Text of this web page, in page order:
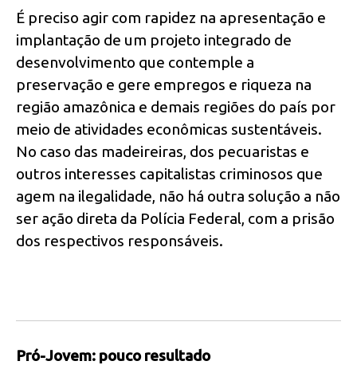
É preciso agir com rapidez na apresentação e
implantação de um projeto integrado de
desenvolvimento que contemple a
preservação e gere empregos e riqueza na
região amazônica e demais regiões do país por
meio de atividades econômicas sustentáveis.
No caso das madeireiras, dos pecuaristas e
outros interesses capitalistas criminosos que
agem na ilegalidade, não há outra solução a não
ser ação direta da Polícia Federal, com a prisão
dos respectivos responsáveis.
Pró-Jovem: pouco resultado